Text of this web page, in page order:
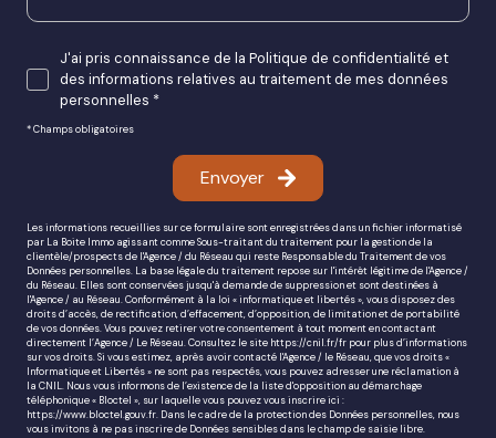
J'ai pris connaissance de la Politique de confidentialité et
des informations relatives au traitement de mes données
personnelles *
* Champs obligatoires
Envoyer
Les informations recueillies sur ce formulaire sont enregistrées dans un fichier informatisé
par La Boite Immo agissant comme Sous-traitant du traitement pour la gestion de la
clientèle/prospects de l'Agence / du Réseau qui reste Responsable du Traitement de vos
Données personnelles. La base légale du traitement repose sur l'intérêt légitime de l'Agence /
du Réseau. Elles sont conservées jusqu'à demande de suppression et sont destinées à
l'Agence / au Réseau. Conformément à la loi « informatique et libertés », vous disposez des
droits d’accès, de rectification, d’effacement, d’opposition, de limitation et de portabilité
de vos données. Vous pouvez retirer votre consentement à tout moment en contactant
directement l’Agence / Le Réseau. Consultez le site https://cnil.fr/fr pour plus d’informations
sur vos droits. Si vous estimez, après avoir contacté l'Agence / le Réseau, que vos droits «
Informatique et Libertés » ne sont pas respectés, vous pouvez adresser une réclamation à
la CNIL. Nous vous informons de l’existence de la liste d'opposition au démarchage
téléphonique « Bloctel », sur laquelle vous pouvez vous inscrire ici :
https://www.bloctel.gouv.fr. Dans le cadre de la protection des Données personnelles, nous
vous invitons à ne pas inscrire de Données sensibles dans le champ de saisie libre.